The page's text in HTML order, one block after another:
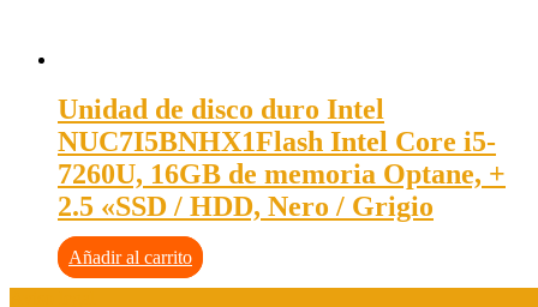
Unidad de disco duro Intel
NUC7I5BNHX1Flash Intel Core i5-
7260U, 16GB de memoria Optane, +
2.5 «SSD / HDD, Nero / Grigio
Añadir al carrito